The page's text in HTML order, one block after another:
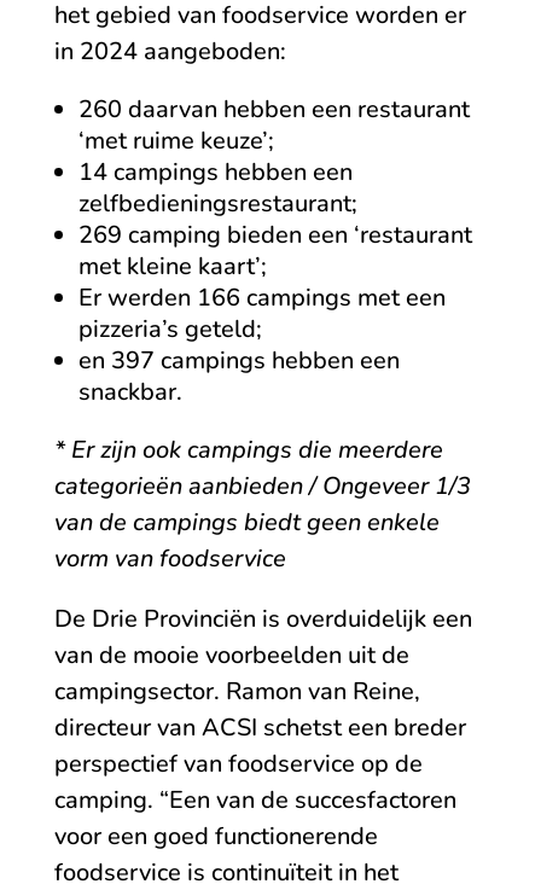
het gebied van foodservice worden er
in 2024 aangeboden:
260 daarvan hebben een restaurant
‘met ruime keuze’;
14 campings hebben een
zelfbedieningsrestaurant;
269 camping bieden een ‘restaurant
met kleine kaart’;
Er werden 166 campings met een
pizzeria’s geteld;
en 397 campings hebben een
snackbar.
* Er zijn ook campings die meerdere
categorieën aanbieden / Ongeveer 1/3
van de campings biedt geen enkele
vorm van foodservice
De Drie Provinciën is overduidelijk een
van de mooie voorbeelden uit de
campingsector. Ramon van Reine,
directeur van ACSI schetst een breder
perspectief van foodservice op de
camping. “Een van de succesfactoren
voor een goed functionerende
foodservice is continuïteit in het